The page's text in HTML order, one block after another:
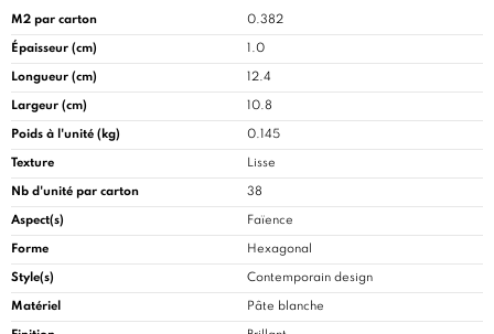
M2 par carton 0.382
Épaisseur (cm) 1.0
Longueur (cm) 12.4
Largeur (cm) 10.8
Poids à l'unité (kg) 0.145
Texture Lisse
Nb d'unité par carton 38
Aspect(s) Faïence
Forme Hexagonal
Style(s) Contemporain design
Matériel Pâte blanche